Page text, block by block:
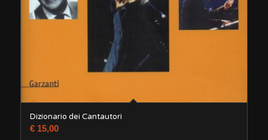
Dizionario dei Cantautori
€15,00